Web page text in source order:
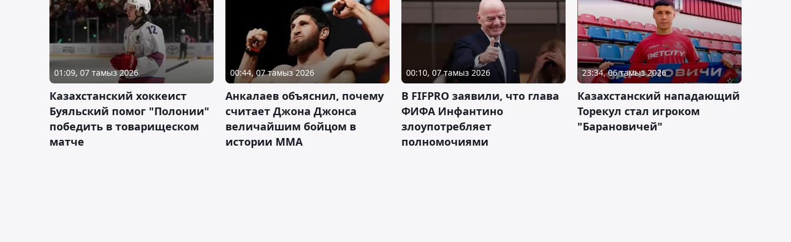
01:09, 07 тамыз 2026
Казахстанский хоккеист
Буяльский помог "Полонии"
победить в товарищеском
матче
00:44, 07 тамыз 2026
Анкалаев объяснил, почему
считает Джона Джонса
величайшим бойцом в
истории ММА
00:10, 07 тамыз 2026
В FIFPRO заявили, что глава
ФИФА Инфантино
злоупотребляет
полномочиями
23:34, 06 тамыз 2026
Казахстанский нападающий
Торекул стал игроком
"Барановичей"